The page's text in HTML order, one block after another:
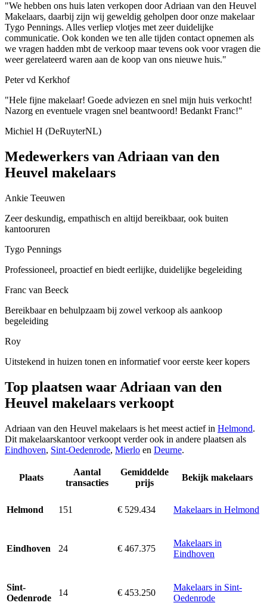
"We hebben ons huis laten verkopen door Adriaan van den Heuvel
Makelaars, daarbij zijn wij geweldig geholpen door onze makelaar
Tygo Pennings. Alles verliep vlotjes met zeer duidelijke
communicatie. Ook konden we ten alle tijden contact opnemen als
we vragen hadden mbt de verkoop maar tevens ook voor vragen die
weer gerelateerd waren aan de koop van ons nieuwe huis."
Peter vd Kerkhof
"Hele fijne makelaar! Goede adviezen en snel mijn huis verkocht!
Nazorg en eventuele vragen snel beantwoord! Bedankt Franc!"
Michiel H (DeRuyterNL)
Medewerkers van Adriaan van den
Heuvel makelaars
Ankie Teeuwen
Zeer deskundig, empathisch en altijd bereikbaar, ook buiten
kantooruren
Tygo Pennings
Professioneel, proactief en biedt eerlijke, duidelijke begeleiding
Franc van Beeck
Bereikbaar en behulpzaam bij zowel verkoop als aankoop
begeleiding
Roy
Uitstekend in huizen tonen en informatief voor eerste keer kopers
Top plaatsen waar Adriaan van den
Heuvel makelaars verkoopt
Adriaan van den Heuvel makelaars is het meest actief in Helmond.
Dit makelaarskantoor verkoopt verder ook in andere plaatsen als
Eindhoven, Sint-Oedenrode, Mierlo en Deurne.
Plaats
Aantal
transacties
Gemiddelde
prijs
Bekijk makelaars
Helmond 151 € 529.434 Makelaars in Helmond
Eindhoven 24 € 467.375
Makelaars in
Eindhoven
Sint-
Oedenrode
14 € 453.250
Makelaars in Sint-
Oedenrode